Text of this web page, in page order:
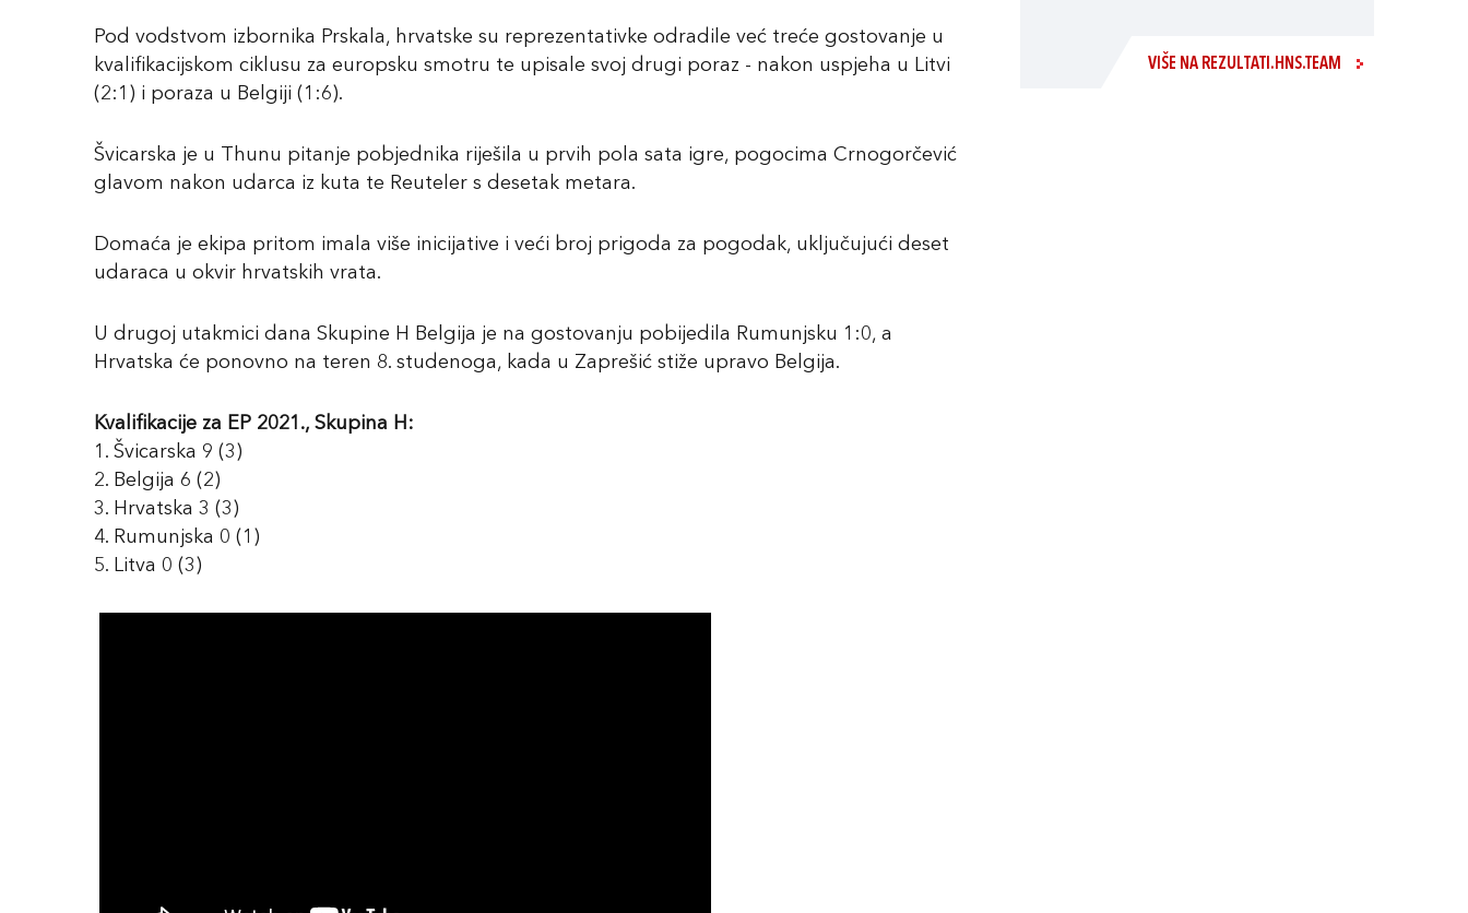
Pod vodstvom izbornika Prskala, hrvatske su reprezentativke odradile već treće gostovanje u
kvalifikacijskom ciklusu za europsku smotru te upisale svoj drugi poraz - nakon uspjeha u Litvi
(2:1) i poraza u Belgiji (1:6).
Švicarska je u Thunu pitanje pobjednika riješila u prvih pola sata igre, pogocima Crnogorčević
glavom nakon udarca iz kuta te Reuteler s desetak metara.
Domaća je ekipa pritom imala više inicijative i veći broj prigoda za pogodak, uključujući deset
udaraca u okvir hrvatskih vrata.
U drugoj utakmici dana Skupine H Belgija je na gostovanju pobijedila Rumunjsku 1:0, a
Hrvatska će ponovno na teren 8. studenoga, kada u Zaprešić stiže upravo Belgija.
Kvalifikacije za EP 2021., Skupina H:
1. Švicarska 9 (3)
2. Belgija 6 (2)
3. Hrvatska 3 (3)
4. Rumunjska 0 (1)
5. Litva 0 (3)
VIŠE NA REZULTATI.HNS.TEAM